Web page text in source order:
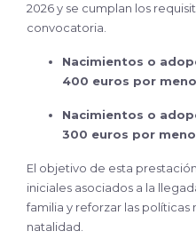
2026 y se cumplan los
convocatoria.
Nacimientos o
400 euros por
Nacimientos o
300 euros por
El objetivo de esta
iniciales asociados a la
familia y reforzar las
natalidad.